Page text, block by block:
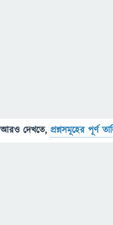
আরও দেখতে, প্রশ্নসমূহের পূর্ণ